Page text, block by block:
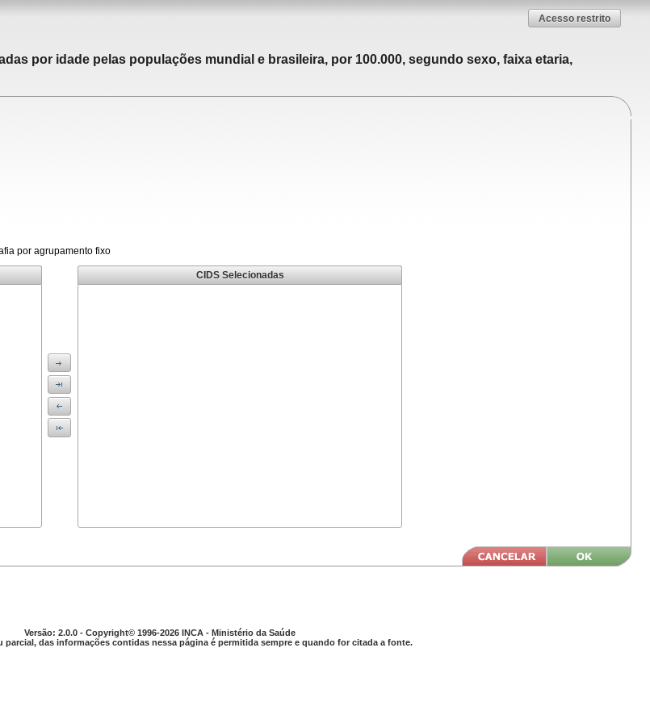
Acesso restrito
por idade pelas populações mundial e brasileira, por 100.000, segundo sexo, faixa etaria,
por agrupamento fixo
CIDS Selecionadas
Versão: 2.0.0 - Copyright© 1996-2026 INCA - Ministério da Saúde
parcial, das informações contidas nessa página é permitida sempre e quando for citada a fonte.